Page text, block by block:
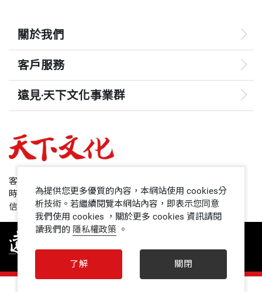
關於我們
客戶服務
遠見‧天下文化事業群
哈佛商業評論
領導影響力學院
1號課堂
客服專線：+886 2 2662-0012
時間：週一~週五9:00~12:30;13:30~17:00
信箱：service@cwgv.com.tw
為提供您更多優質的內容，本網站使用 cookies分
析技術。若繼續閱覽本網站內容，即表示您同意
我們使用 cookies ，關於更多 cookies 資訊請閱
讀我們的 隱私權政策 。
了解 關閉